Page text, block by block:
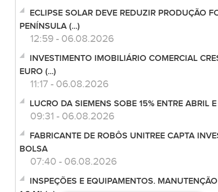
ECLIPSE SOLAR DEVE REDUZIR PRODUÇÃO
PENÍNSULA (...)
12:59 - 06.08.2026
INVESTIMENTO IMOBILIÁRIO COMERCIAL
EURO (...)
11:17 - 06.08.2026
LUCRO DA SIEMENS SOBE 15% ENTRE ABRIL
09:31 - 06.08.2026
FABRICANTE DE ROBÔS UNITREE CAPTA
BOLSA
07:40 - 06.08.2026
INSPEÇÕES E EQUIPAMENTOS.